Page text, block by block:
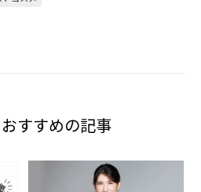
すすめの記事